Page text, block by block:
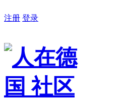
注册 登录